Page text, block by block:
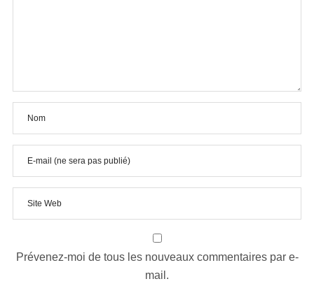
Prévenez-moi de tous les nouveaux commentaires par e-
mail.